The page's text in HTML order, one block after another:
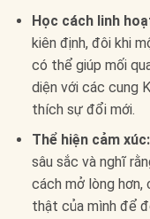
Học cách linh
kiên định, đôi khi
có thể giúp mối
diện với các cung
thích sự đổi mới.
Thể hiện cảm xúc:
sâu sắc và nghĩ
cách mở lòng hơn,
thật của mình để